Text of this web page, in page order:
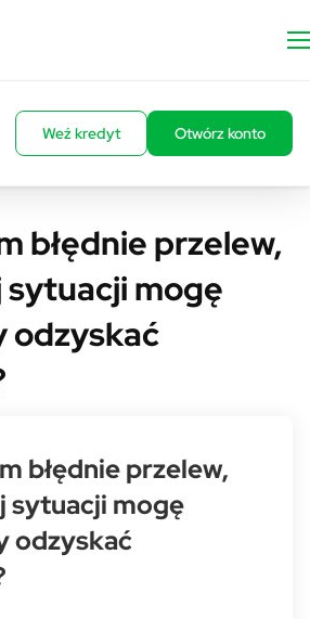
Weź kredyt Otwórz konto
błędnie przelew,
sytuacji mogę
odzyskać
błędnie przelew,
sytuacji mogę
odzyskać